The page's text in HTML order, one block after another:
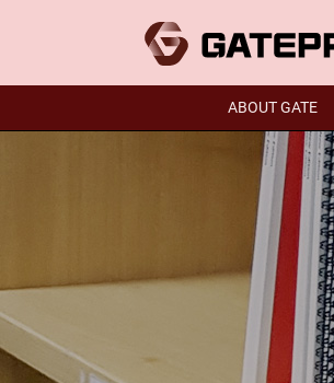
ABOUT GATE